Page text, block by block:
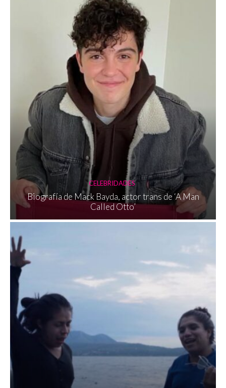
CELEBRIDADES
Biografía de Mack Bayda, actor trans de ‘A Man
Called Otto’